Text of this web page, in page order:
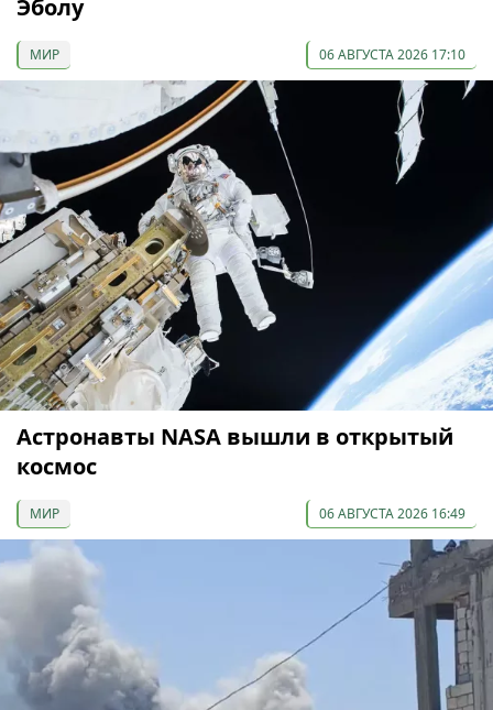
Эболу
МИР 06 АВГУСТА 2026 17:10
Астронавты NASA вышли в открытый
космос
МИР 06 АВГУСТА 2026 16:49